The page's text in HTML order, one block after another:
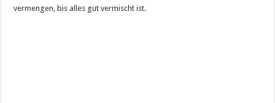
vermengen, bis alles gut vermischt ist.